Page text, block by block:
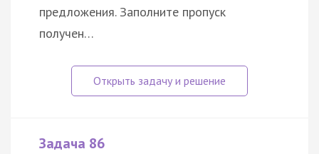
предложения. Заполните пропуск
получен…
Задача 86